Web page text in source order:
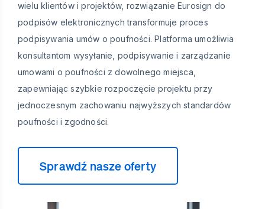
wielu klientów i projektów, rozwiązanie Eurosign do
podpisów elektronicznych transformuje proces
podpisywania umów o poufności. Platforma umożliwia
konsultantom wysyłanie, podpisywanie i zarządzanie
umowami o poufności z dowolnego miejsca,
zapewniając szybkie rozpoczęcie projektu przy
jednoczesnym zachowaniu najwyższych standardów
poufności i zgodności.
Sprawdź nasze oferty